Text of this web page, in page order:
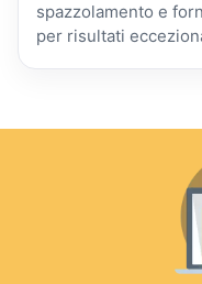
spazzolamento e
per risultati